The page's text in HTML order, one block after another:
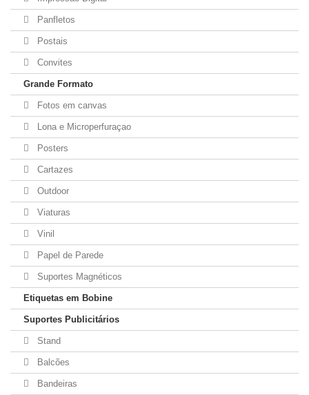
Panfletos
Postais
Convites
Grande Formato
Fotos em canvas
Lona e Microperfuraçao
Posters
Cartazes
Outdoor
Viaturas
Vinil
Papel de Parede
Suportes Magnéticos
Etiquetas em Bobine
Suportes Publicitários
Stand
Balcões
Bandeiras